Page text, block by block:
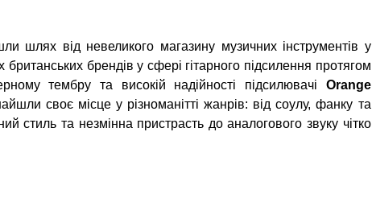
шлях від невеликого магазину музичних інструментів у
брендів у сфері гітарного підсилення протягом
тембру та високій надійності підсилювачі Orange
своє місце у різноманітті жанрів: від соулу, фанку та
стиль та незмінна пристрасть до аналогового звуку чітко